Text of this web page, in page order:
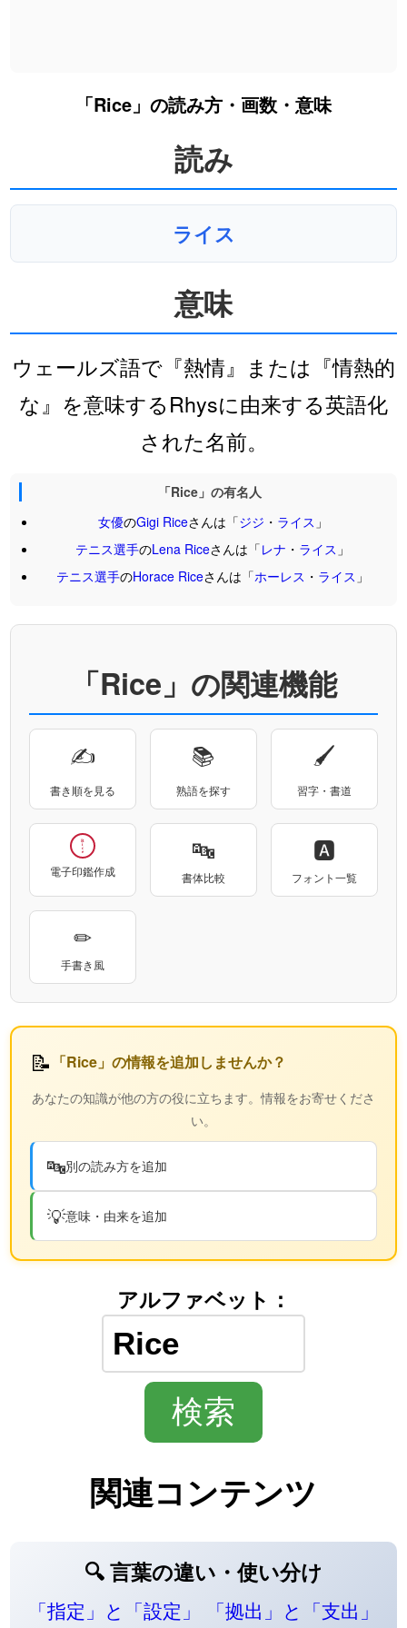
「Rice」の読み方・画数・意味
読み
ライス
意味
ウェールズ語で『熱情』または『情熱的
な』を意味するRhysに由来する英語化
された名前。
「Rice」の有名人
女優のGigi Riceさんは「ジジ ・ ライス 」
テニス選手のLena Riceさんは「レナ ・ ライス 」
テニス選手のHorace Riceさんは「ホーレス ・ ライス 」
「Rice」の関連機能
✍
書き順を見る
📚
熟語を探す
🖌
習字・書道
Rice
電子印鑑作成
🔤
書体比較
🅰
フォント一覧
✏
手書き風
📝 「Rice」の情報を追加しませんか？
あなたの知識が他の方の役に立ちます。情報をお寄せくださ
い。
🔤別の読み方を追加
💡意味・由来を追加
アルファベット：
関連コンテンツ
🔍 言葉の違い・使い分け
「指定」と「設定」
「拠出」と「支出」